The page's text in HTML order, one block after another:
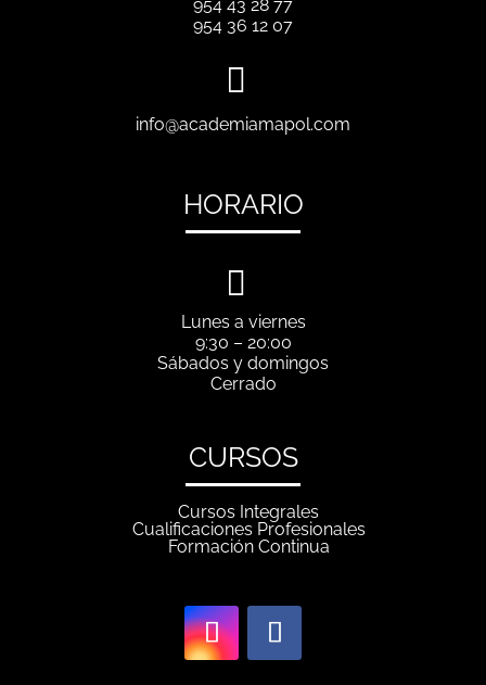
954 43 28 77
954 36 12 07

info@academiamapol.com
HORARIO

Lunes a viernes
9:30 – 20:00
Sábados y domingos
Cerrado
CURSOS
Cursos Integrales
Cualificaciones Profesionales
Formación Continua